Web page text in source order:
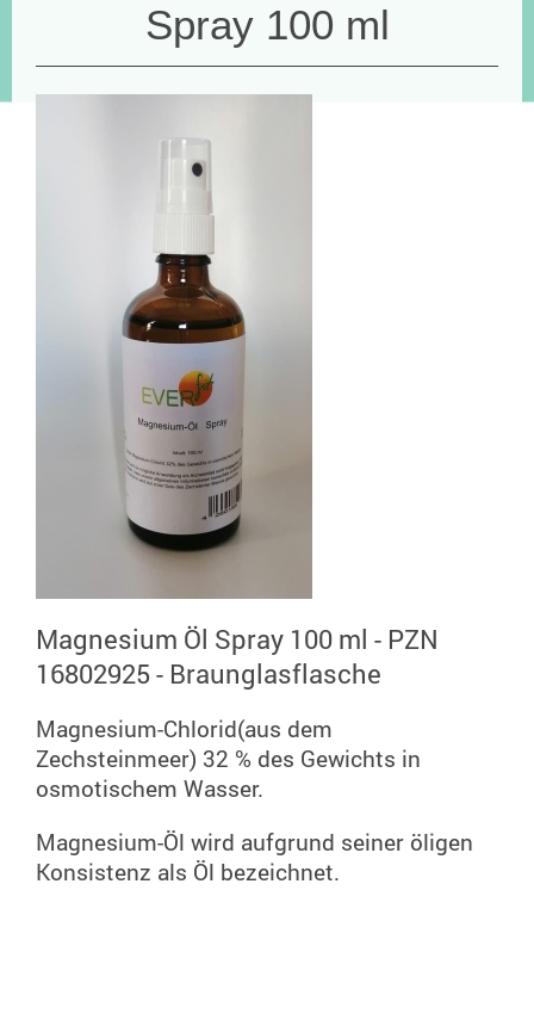
Spray 100 ml
Magnesium Öl Spray 100 ml - PZN
16802925 - Braunglasflasche
Magnesium-Chlorid(aus dem
Zechsteinmeer) 32 % des Gewichts in
osmotischem Wasser.
Magnesium-Öl wird aufgrund seiner öligen
Konsistenz als Öl bezeichnet.